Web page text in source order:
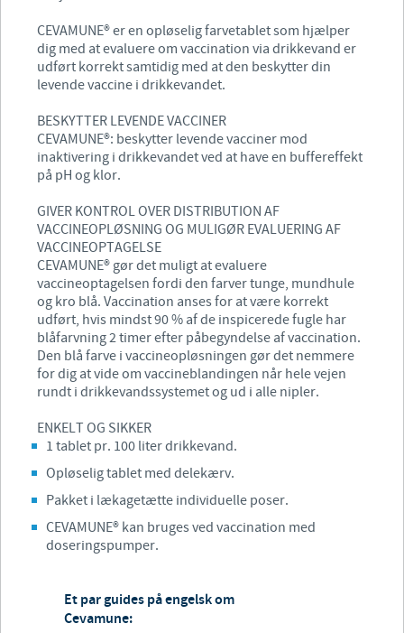
CEVAMUNE® er en opløselig farvetablet som hjælper
dig med at evaluere om vaccination via drikkevand er
udført korrekt samtidig med at den beskytter din
levende vaccine i drikkevandet.
BESKYTTER LEVENDE VACCINER
CEVAMUNE®: beskytter levende vacciner mod
inaktivering i drikkevandet ved at have en buffereffekt
på pH og klor.
GIVER KONTROL OVER DISTRIBUTION AF
VACCINEOPLØSNING OG MULIGØR EVALUERING AF
VACCINEOPTAGELSE
CEVAMUNE® gør det muligt at evaluere
vaccineoptagelsen fordi den farver tunge, mundhule
og kro blå. Vaccination anses for at være korrekt
udført, hvis mindst 90 % af de inspicerede fugle har
blåfarvning 2 timer efter påbegyndelse af vaccination.
Den blå farve i vaccineopløsningen gør det nemmere
for dig at vide om vaccineblandingen når hele vejen
rundt i drikkevandssystemet og ud i alle nipler.
ENKELT OG SIKKER
1 tablet pr. 100 liter drikkevand.
Opløselig tablet med delekærv.
Pakket i lækagetætte individuelle poser.
CEVAMUNE® kan bruges ved vaccination med
doseringspumper.
Et par guides på engelsk om
Cevamune: